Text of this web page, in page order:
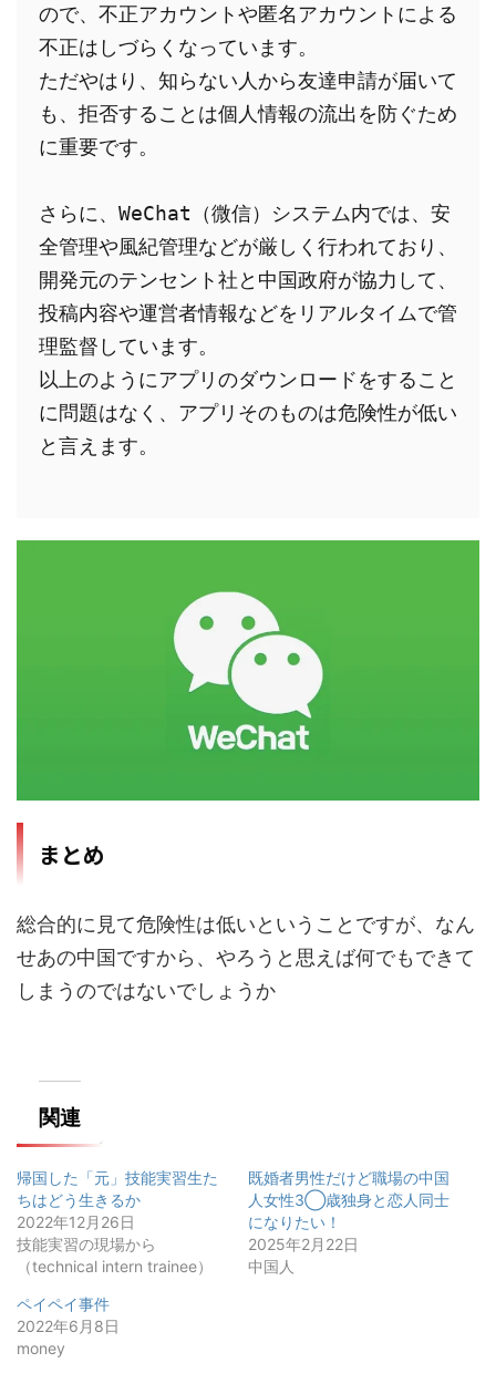
ので、不正アカウントや匿名アカウントによる
不正はしづらくなっています。
ただやはり、知らない人から友達申請が届いて
も、拒否することは個人情報の流出を防ぐため
に重要です。
さらに、WeChat（微信）システム内では、安
全管理や風紀管理などが厳しく行われており、
開発元のテンセント社と中国政府が協力して、
投稿内容や運営者情報などをリアルタイムで管
理監督しています。
以上のようにアプリのダウンロードをすること
に問題はなく、アプリそのものは危険性が低い
と言えます。
まとめ
総合的に見て危険性は低いということですが、なん
せあの中国ですから、やろうと思えば何でもできて
しまうのではないでしょうか
関連
帰国した「元」技能実習生た
ちはどう生きるか
2022年12月26日
技能実習の現場から
（technical intern trainee）
既婚者男性だけど職場の中国
人女性3◯歳独身と恋人同士
になりたい！
2025年2月22日
中国人
ペイペイ事件
2022年6月8日
money